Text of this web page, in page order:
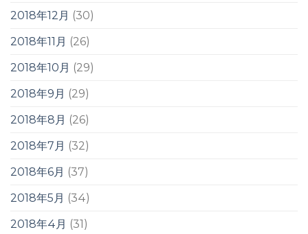
2018年12月 (30)
2018年11月 (26)
2018年10月 (29)
2018年9月 (29)
2018年8月 (26)
2018年7月 (32)
2018年6月 (37)
2018年5月 (34)
2018年4月 (31)